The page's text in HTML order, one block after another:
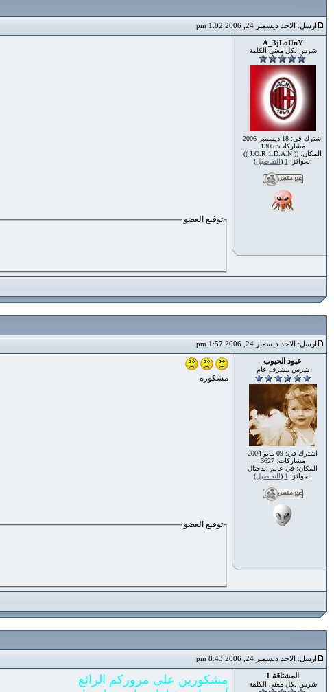
ارسل: الاحد ديسمبر 24, 2006 1:02 pm
A_3jLoUnY
شرس بكل معنى الكلمة
اشترك في: 18 ديسمبر 2006
مشاركات: 1305
المكان: (( J.O.R.1.D.A.N ))
الجوائز: 1
(التفاصيل)
توقيع العضو
ارسل: الاحد ديسمبر 24, 2006 1:57 pm
عبود الحبوب
شرس مشرف عام
اشترك في: 09 مايو 2004
مشاركات: 3627
المكان: في عالم الدجتال
الجوائز: 1
(التفاصيل)
مشكورة
توقيع العضو
ارسل: الاحد ديسمبر 24, 2006 8:43 pm
المشتاقة 1
شرس بكل معنى الكلمة
مشكورين على مروركم الرائع